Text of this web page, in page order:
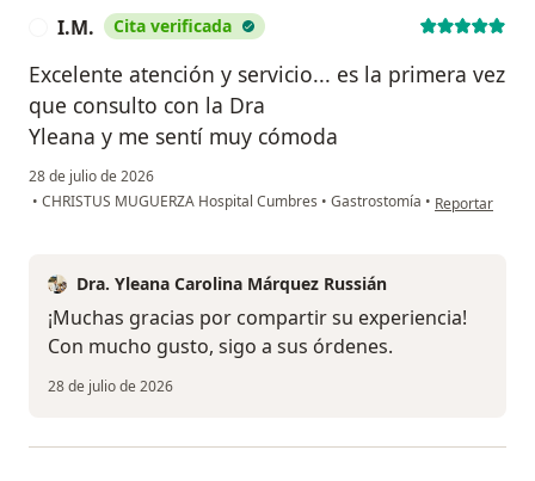
I.M. Cita verificada
Excelente atención y servicio... es la primera vez
que consulto con la Dra
Yleana y me sentí muy cómoda
28 de julio de 2026
• CHRISTUS MUGUERZA Hospital Cumbres • Gastrostomía • en opinión del
Reportar
Dra. Yleana Carolina Márquez Russián
¡Muchas gracias por compartir su experiencia!
Con mucho gusto, sigo a sus órdenes.
28 de julio de 2026